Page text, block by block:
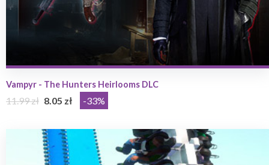
Vampyr - The Hunters Heirlooms DLC
11.99 zł 8.05 zł -33%